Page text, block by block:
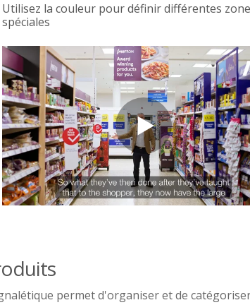
Utilisez la couleur pour définir différentes
spéciales
permet d'organiser et de